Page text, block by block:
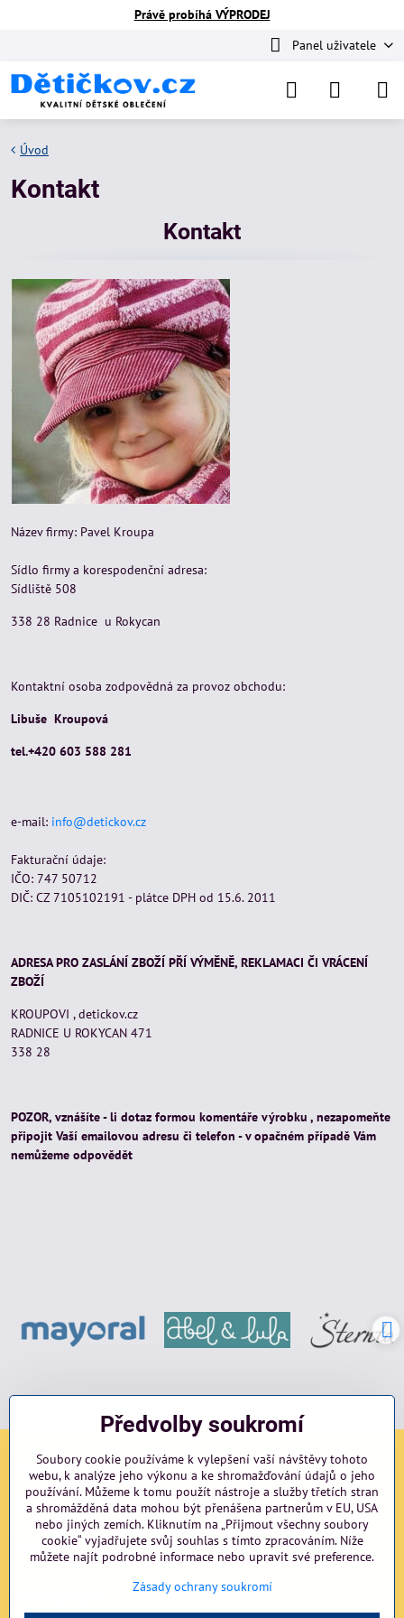
Právě probíhá VÝPRODEJ
Panel uživatele
Úvod
Kontakt
Kontakt
Název firmy: Pavel Kroupa
Sídlo firmy a korespodenční adresa:
Sídliště 508
338 28 Radnice u Rokycan
Kontaktní osoba zodpovědná za provoz obchodu:
Libuše Kroupová
tel.+420 603 588 281
e-mail: info@detickov.cz
Fakturační údaje:
IČO: 747 50712
DIČ: CZ 7105102191 - plátce DPH od 15.6. 2011
ADRESA PRO ZASLÁNÍ ZBOŽÍ PŘÍ VÝMĚNĚ, REKLAMACI ČI VRÁCENÍ
ZBOŽÍ
KROUPOVI , detickov.cz
RADNICE U ROKYCAN 471
338 28
POZOR, vznášíte - li dotaz formou komentáře výrobku , nezapomeňte
připojit Vaší emailovou adresu či telefon - v opačném případě Vám
nemůžeme odpovědět
Sociální sítě
Facebook Instagram blog
Důležité odkazy
Předvolby soukromí
Soubory cookie používáme k vylepšení vaší návštěvy tohoto
webu, k analýze jeho výkonu a ke shromažďování údajů o jeho
používání. Můžeme k tomu použít nástroje a služby třetích stran
a shromážděná data mohou být přenášena partnerům v EU, USA
nebo jiných zemích. Kliknutím na „Přijmout všechny soubory
cookie“ vyjadřujete svůj souhlas s tímto zpracováním. Níže
můžete najít podrobné informace nebo upravit své preference.
Zásady ochrany soukromí